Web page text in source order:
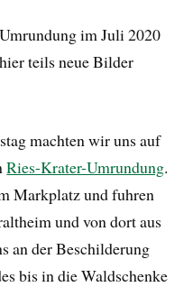
im Juli 2020
teils neue Bilder
machten wir uns auf
Ries-Krater-Umrundung.
Markplatz und fuhren
und von dort aus
an der Beschilderung
bis in die Waldschenke